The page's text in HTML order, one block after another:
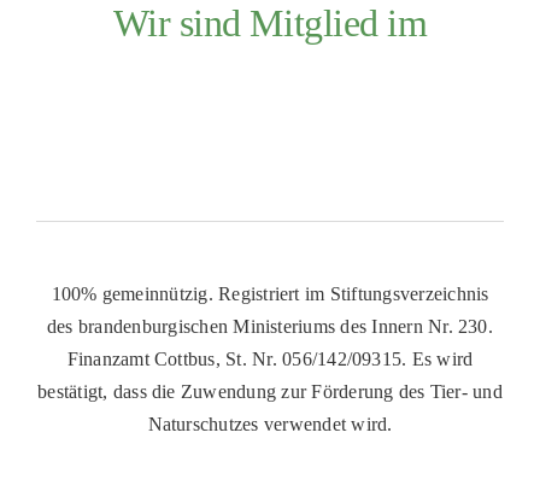
Wir sind Mitglied im
100% gemeinnützig. Registriert im Stiftungsverzeichnis
des brandenburgischen Ministeriums des Innern Nr. 230.
Finanzamt Cottbus, St. Nr. 056/142/09315. Es wird
bestätigt, dass die Zuwendung zur Förderung des Tier- und
Naturschutzes verwendet wird.